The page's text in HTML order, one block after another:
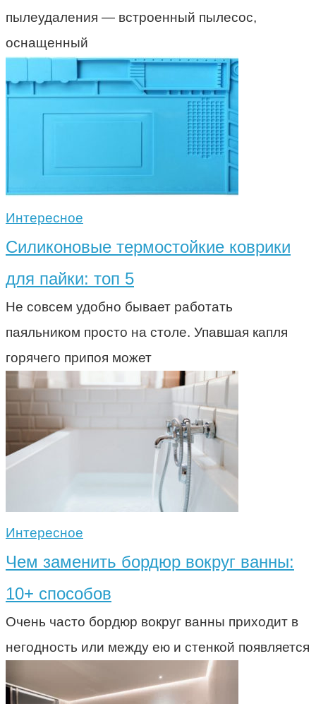
пылеудаления — встроенный пылесос,
оснащенный
Интересное
Силиконовые термостойкие коврики
для пайки: топ 5
Не совсем удобно бывает работать
паяльником просто на столе. Упавшая капля
горячего припоя может
Интересное
Чем заменить бордюр вокруг ванны:
10+ способов
Очень часто бордюр вокруг ванны приходит в
негодность или между ею и стенкой появляется